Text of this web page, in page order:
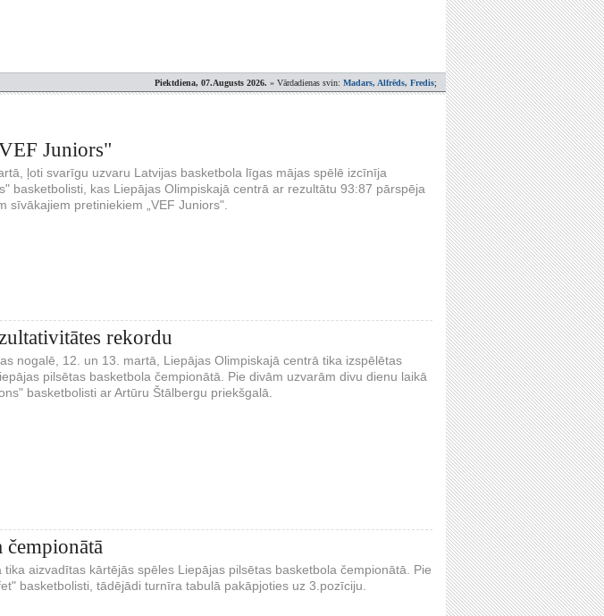
Piektdiena, 07.Augusts 2026. » Vārdadienas svin: Madars, Alfrēds, Fredis;
Juniors"
ļoti svarīgu uzvaru Latvijas basketbola līgas mājas spēlē izcīnīja
basketbolisti, kas Liepājas Olimpiskajā centrā ar rezultātu 93:87 pārspēja
sīvākajiem pretiniekiem „VEF Juniors".
rekordu
nogalē, 12. un 13. martā, Liepājas Olimpiskajā centrā tika izspēlētas
pilsētas basketbola čempionātā. Pie divām uzvarām divu dienu laikā
basketbolisti ar Artūru Štālbergu priekšgalā.
čempionātā
aizvadītas kārtējās spēles Liepājas pilsētas basketbola čempionātā. Pie
basketbolisti, tādējādi turnīra tabulā pakāpjoties uz 3.pozīciju.